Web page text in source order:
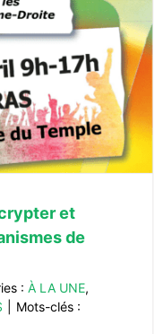
et
de
: À LA UNE,
Mots-clés :